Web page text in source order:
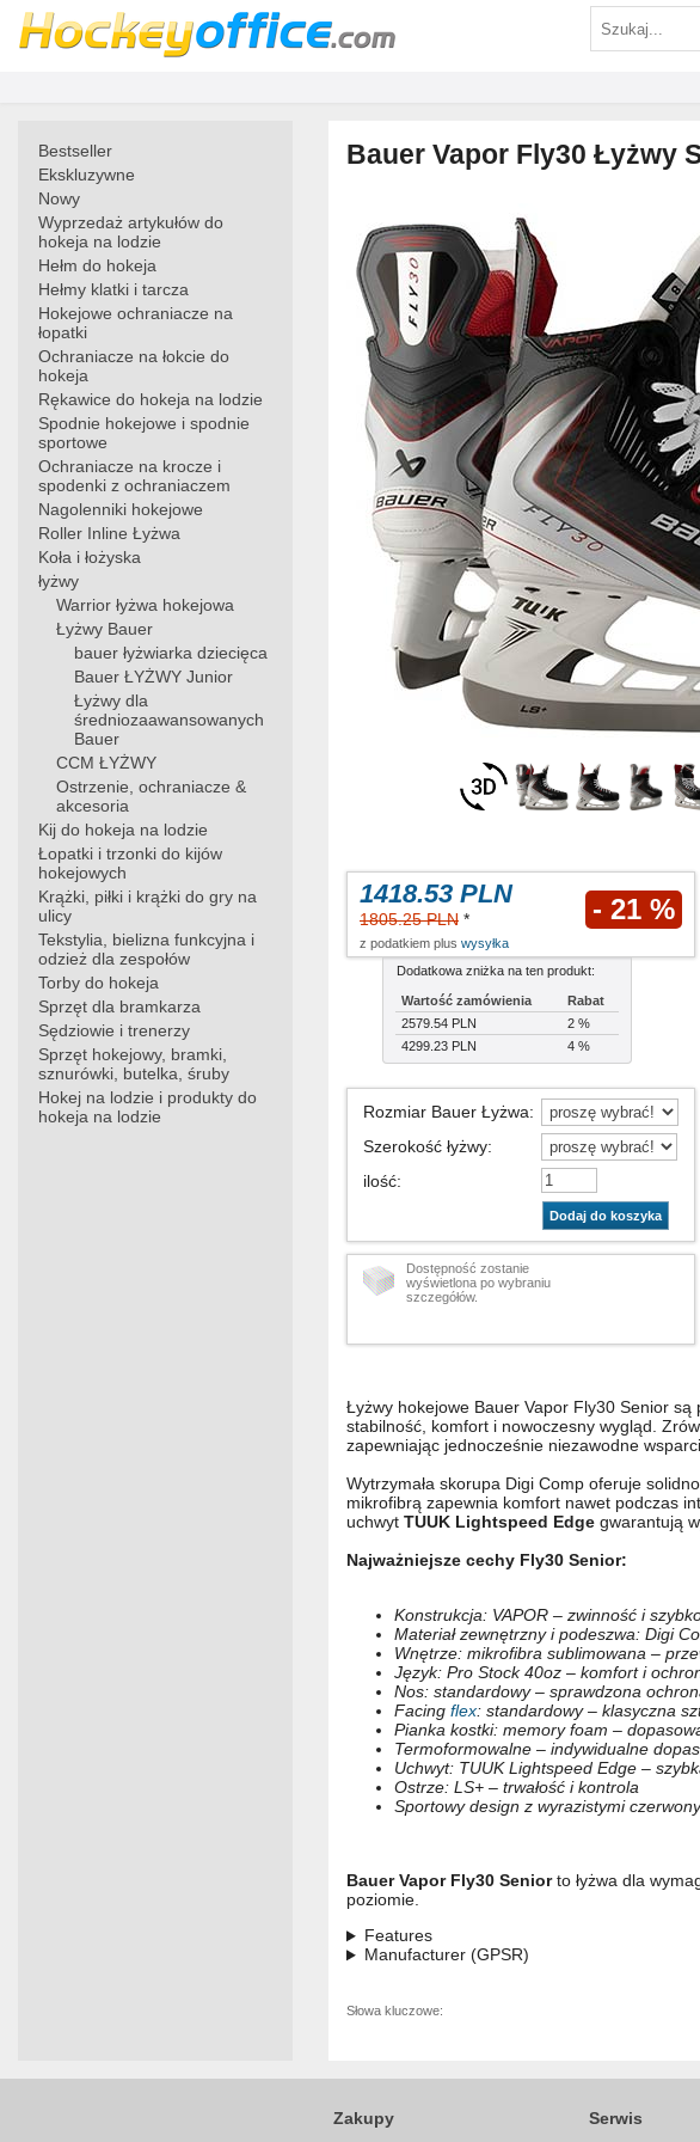
Bestseller
Ekskluzywne
Nowy
Wyprzedaż artykułów do
hokeja na lodzie
Hełm do hokeja
Hełmy klatki i tarcza
Hokejowe ochraniacze na
łopatki
Ochraniacze na łokcie do
hokeja
Rękawice do hokeja na lodzie
Spodnie hokejowe i spodnie
sportowe
Ochraniacze na krocze i
spodenki z ochraniaczem
Nagolenniki hokejowe
Roller Inline Łyżwa
Koła i łożyska
łyżwy
Warrior łyżwa hokejowa
Łyżwy Bauer
bauer łyżwiarka dziecięca
Bauer ŁYŻWY Junior
Łyżwy dla
średniozaawansowanych
Bauer
CCM ŁYŻWY
Ostrzenie, ochraniacze &
akcesoria
Kij do hokeja na lodzie
Łopatki i trzonki do kijów
hokejowych
Krążki, piłki i krążki do gry na
ulicy
Tekstylia, bielizna funkcyjna i
odzież dla zespołów
Torby do hokeja
Sprzęt dla bramkarza
Sędziowie i trenerzy
Sprzęt hokejowy, bramki,
sznurówki, butelka, śruby
Hokej na lodzie i produkty do
hokeja na lodzie
Bauer Vapor Fly30 Łyżwy
1418.53 PLN
1805.25 PLN * - 21 %
z podatkiem plus wysyłka
Dodatkowa zniżka na ten produkt:
Wartość zamówienia
Rabat
2579.54 PLN
2 %
4299.23 PLN
4 %
Rozmiar Bauer Łyżwa:
Szerokość łyżwy:
ilość:
Dodaj do koszyka
Dostępność zostanie
wyświetlona po wybraniu
szczegółów.
Łyżwy hokejowe Bauer Vapor Fly30 Senior
stabilność, komfort i nowoczesny wygląd.
zapewniając jednocześnie niezawodne
Wytrzymała skorupa Digi Comp oferuje
mikrofibrą zapewnia komfort nawet podczas
uchwyt TUUK Lightspeed Edge gwarantują
Najważniejsze cechy Fly30 Senior:
Konstrukcja: VAPOR – zwinność i
Materiał zewnętrzny i podeszwa: Digi
Wnętrze: mikrofibra sublimowana –
Język: Pro Stock 40oz – komfort i
Nos: standardowy – sprawdzona
Facing flex: standardowy – klasyczna
Pianka kostki: memory foam –
Termoformowalne – indywidualne
Uchwyt: TUUK Lightspeed Edge –
Ostrze: LS+ – trwałość i kontrola
Sportowy design z wyrazistymi
Bauer Vapor Fly30 Seniorto łyżwa dla
poziomie.
Features
Manufacturer (GPSR)
Słowa kluczowe:
Zakupy Serwis